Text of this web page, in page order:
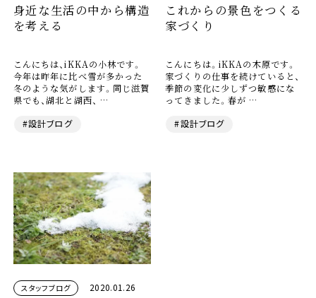
身近な生活の中から構造
を考える
こんにちは、iKKAの小林です。
今年は昨年に比べ雪が多かった
冬のような気がします。同じ滋賀
県でも、湖北と湖西、 …
#設計ブログ
これからの景色をつくる
家づくり
こんにちは。iKKAの木原です。
家づくりの仕事を続けていると、
季節の変化に少しずつ敏感にな
ってきました。春が …
#設計ブログ
スタッフブログ 2020.01.26